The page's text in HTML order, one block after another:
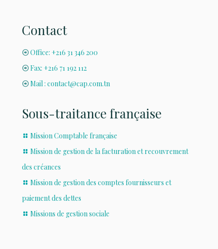
Contact
Office: +216 31 346 200
Fax: +216 71 192 112
Mail : contact@cap.com.tn
Sous-traitance française
Mission Comptable française
Mission de gestion de la facturation et recouvrement
des créances
Mission de gestion des comptes fournisseurs et
paiement des dettes
Missions de gestion sociale